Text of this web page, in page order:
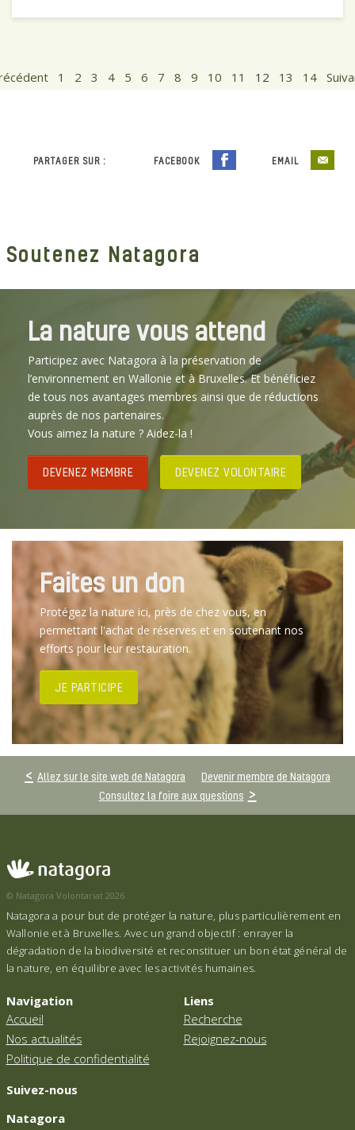
1 2 3 4 5 6 7 8 9 10 11 12 13 14
PARTAGER SUR : FACEBOOK EMAIL
Soutenez Natagora
La nature vous attend
Participez avec Natagora à la préservation de
l’environnement en Wallonie et à Bruxelles. Et bénéficiez
de tous nos avantages membres ainsi que de réductions
auprès de nos partenaires.
Vous aimez la nature ? Aidez-la !
DEVENEZ MEMBRE DEVENEZ VOLONTAIRE
Faites un don
Protégez la nature ici, près de chez vous, en
permettant l'achat de réserves et en soutenant nos
efforts pour leur restauration.
JE PARTICIPE
Allez sur le site web de Natagora
Devenir membre de Natagora
Consultez la foire aux questions
© Natagora Volontariat 2026
Natagora a pour but de protéger la nature, plus particulièrement en
Wallonie et à Bruxelles. Avec un grand objectif : enrayer la
dégradation de la biodiversité et reconstituer un bon état général de
la nature, en équilibre avec les activités humaines.
Navigation
Accueil
Nos actualités
Politique de confidentialité
Liens
Recherche
Rejoignez-nous
Suivez-nous
Natagora